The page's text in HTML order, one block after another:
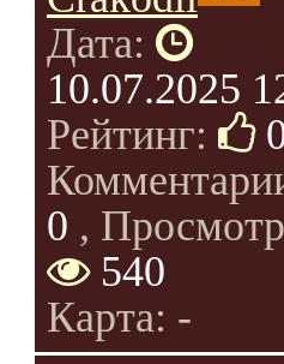
Дата:
10.07.2025
Рейтинг:
0 ,
540
Карта: -